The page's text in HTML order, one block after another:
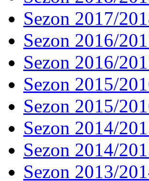
Sezon 2017/
Sezon 2016/
Sezon 2016/
Sezon 2015/
Sezon 2015/
Sezon 2014/
Sezon 2014/
Sezon 2013/